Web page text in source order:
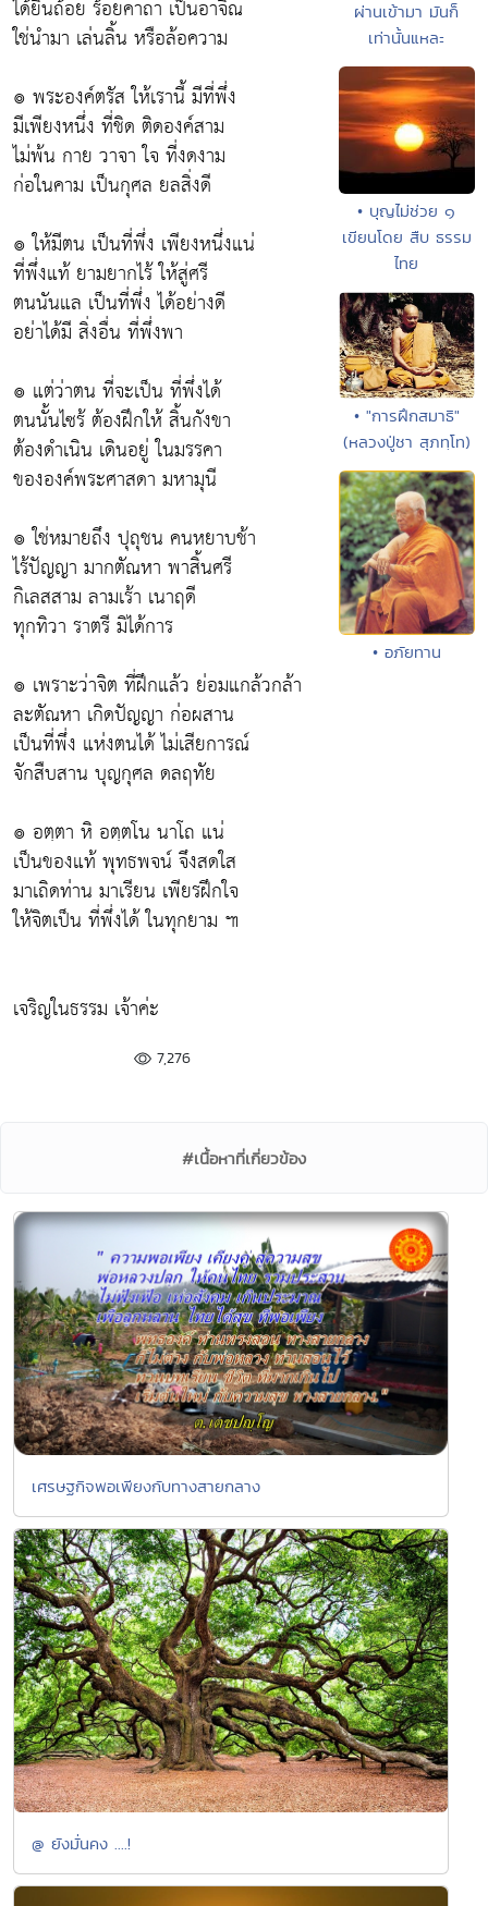
ได้ยินถ้อย ร้อยคาถา เป็นอาจิณ
ใช่นำมา เล่นลิ้น หรือล้อความ
๏ พระองค์ตรัส ให้เรานี้ มีที่พึ่ง
มีเพียงหนึ่ง ที่ชิด ติดองค์สาม
ไม่พ้น กาย วาจา ใจ ที่งดงาม
ก่อในคาม เป็นกุศล ยลสิ่งดี
๏ ให้มีตน เป็นที่พึ่ง เพียงหนึ่งแน่
ที่พึ่งแท้ ยามยากไร้ ให้สู่ศรี
ตนนันแล เป็นที่พึ่ง ได้อย่างดี
อย่าได้มี สิ่งอื่น ที่พึ่งพา
๏ แต่ว่าตน ที่จะเป็น ที่พึ่งได้
ตนนั้นไซร้ ต้องฝึกให้ สิ้นกังขา
ต้องดำเนิน เดินอยู่ ในมรรคา
ขององค์พระศาสดา มหามุนี
๏ ใช่หมายถึง ปุถุชน คนหยาบช้า
ไร้ปัญญา มากตัณหา พาสิ้นศรี
กิเลสสาม ลามเร้า เนาฤดี
ทุกทิวา ราตรี มิได้การ
๏ เพราะว่าจิต ที่ฝึกแล้ว ย่อมแกล้วกล้า
ละตัณหา เกิดปัญญา ก่อผสาน
เป็นที่พึ่ง แห่งตนได้ ไม่เสียการณ์
จักสืบสาน บุญกุศล ดลฤทัย
๏ อตฺตา หิ อตฺตโน นาโถ แน่
เป็นของแท้ พุทธพจน์ จึงสดใส
มาเถิดท่าน มาเรียน เพียรฝึกใจ
ให้จิตเป็น ที่พึ่งได้ ในทุกยาม ๚
เจริญในธรรม เจ้าค่ะ
7,276
ผ่านเข้ามา มันก็
เท่านั้นแหละ
• บุญไม่ช่วย ๑
เขียนโดย สืบ ธรรม
ไทย
• "การฝึกสมาธิ"
(หลวงปู่ชา สุภทฺโท)
• อภัยทาน
#เนื้อหาที่เกี่ยวข้อง
เศรษฐกิจพอเพียงกับทางสายกลาง
@ ยังมั่นคง ....!